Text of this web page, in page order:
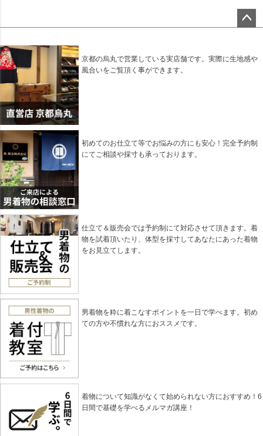
ップ
京都の烏丸で営業している実店舗です。実際に生地感や
風合いをご覧頂く事ができます。
初めてのお仕立て等でお悩みの方にも安心！完全予約制
にてご相談や採寸も承っております。
仕立て＆販売会では予約制にて対応させて頂きます。着
物を試着頂いたり、体型を採寸してあなたにあった着物
をお見立てします。
男着物を粋に着こなすポイントを一日で学べます。初め
ての方や不慣れな方におススメです。
着物について知識がなくて始められない方におすすめ！6
日間で基礎を学べるメルマガ講座！